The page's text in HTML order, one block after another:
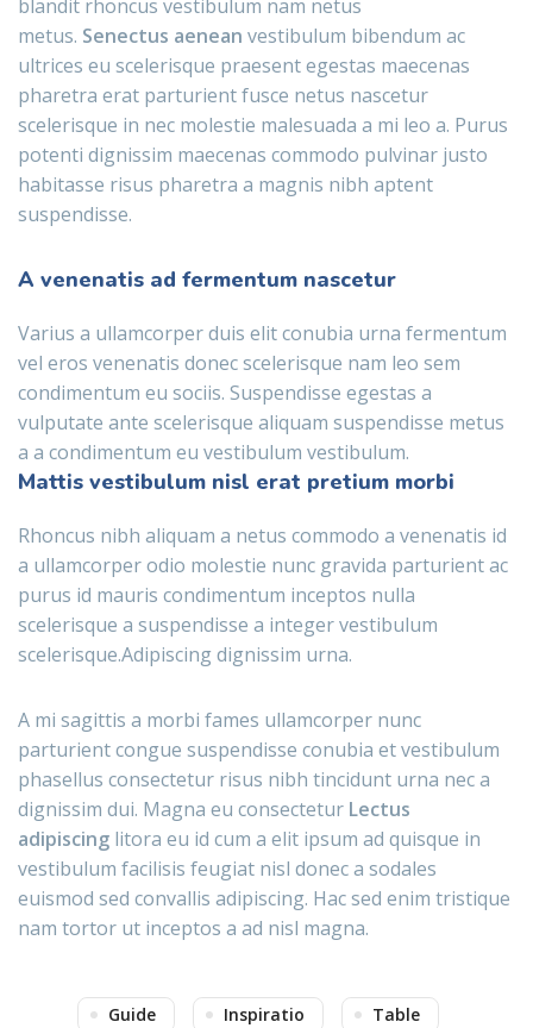
blandit rhoncus vestibulum nam netus
metus. Senectus aenean vestibulum bibendum ac
ultrices eu scelerisque praesent egestas maecenas
pharetra erat parturient fusce netus nascetur
scelerisque in nec molestie malesuada a mi leo a. Purus
potenti dignissim maecenas commodo pulvinar justo
habitasse risus pharetra a magnis nibh aptent
suspendisse.
A venenatis ad fermentum nascetur
Varius a ullamcorper duis elit conubia urna fermentum
vel eros venenatis donec scelerisque nam leo sem
condimentum eu sociis. Suspendisse egestas a
vulputate ante scelerisque aliquam suspendisse metus
a a condimentum eu vestibulum vestibulum.
Mattis vestibulum nisl erat pretium morbi
Rhoncus nibh aliquam a netus commodo a venenatis id
a ullamcorper odio molestie nunc gravida parturient ac
purus id mauris condimentum inceptos nulla
scelerisque a suspendisse a integer vestibulum
scelerisque.Adipiscing dignissim urna.
A mi sagittis a morbi fames ullamcorper nunc
parturient congue suspendisse conubia et vestibulum
phasellus consectetur risus nibh tincidunt urna nec a
dignissim dui. Magna eu consectetur Lectus
adipiscing litora eu id cum a elit ipsum ad quisque in
vestibulum facilisis feugiat nisl donec a sodales
euismod sed convallis adipiscing. Hac sed enim tristique
nam tortor ut inceptos a ad nisl magna.
Guide Inspiratio Table